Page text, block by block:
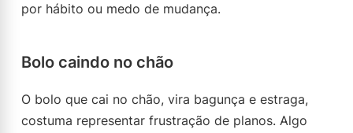
por hábito ou medo de mudança.
Bolo caindo no chão
O bolo que cai no chão, vira bagunça e estraga,
costuma representar frustração de planos. Algo